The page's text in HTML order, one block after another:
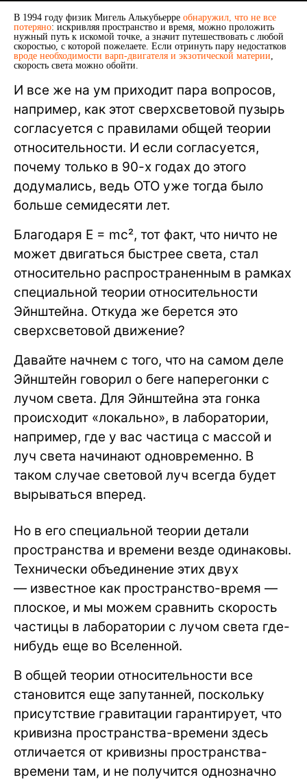
В 1994 году физик Мигель Алькубьерре обнаружил, что не все
потеряно: искривляя пространство и время, можно проложить
нужный путь к искомой точке, а значит путешествовать с любой
скоростью, с которой пожелаете. Если отринуть пару недостатков
вроде необходимости варп-двигателя и экзотической материи
скорость света можно обойти.
И все же на ум приходит пара вопросов,
например, как этот сверхсветовой пузырь
согласуется с правилами общей теории
относительности. И если согласуется,
почему только в 90-х годах до этого
додумались, ведь ОТО уже тогда было
больше семидесяти лет.
Благодаря E = mc², тот факт, что ничто не
может двигаться быстрее света, стал
относительно распространенным в рамках
специальной теории относительности
Эйнштейна. Откуда же берется это
сверхсветовой движение?
Давайте начнем с того, что на самом деле
Эйнштейн говорил о беге наперегонки с
лучом света. Для Эйнштейна эта гонка
происходит «локально», в лаборатории,
например, где у вас частица с массой и
луч света начинают одновременно. В
таком случае световой луч всегда будет
вырываться вперед.
Но в его специальной теории детали
пространства и времени везде одинаковы.
Технически объединение этих двух
— известное как пространство-время —
плоское, и мы можем сравнить скорость
частицы в лаборатории с лучом света где-
нибудь еще во Вселенной.
В общей теории относительности все
становится еще запутанней, поскольку
присутствие гравитации гарантирует, что
кривизна пространства-времени здесь
отличается от кривизны пространства-
времени там, и не получится однозначно